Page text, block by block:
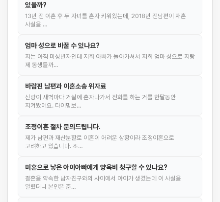
있을까?
13년 전 이혼 후 두 자녀를 혼자 키워왔는데, 2018년 전남편이 재혼
사실을 …
엄마 성으로 바꿀 수 있나요?
저는 아직 미성년자인데 저희 아빠가 돌아가셔서 저희 엄마 성으로 저랑
제 동생들까…
바람핀 남편과 이혼소송 위자료
신랑이 새벽마다 거실에 혼자나가서 전화를 하는 거를 한달동안
지켜봤어요. 타이밍보…
조정이혼 절차 문의드립니다.
제가 남편과 재산분할로 이혼이 어려운 상황이라 조정이혼으로
고려하고 있습니다. 조…
미혼으로 낳은 아이아빠에게 양육비 청구할 수 있나요?
결혼을 약속한 남자친구와의 사이에서 아이가 생겼는데 이 사실을
알렸더니 본인은 준…